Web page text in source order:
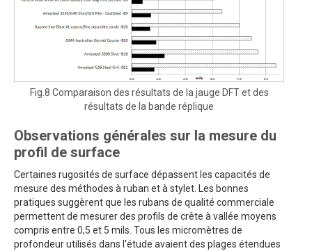
Fig.8 Comparaison des résultats de la jauge DFT et des
résultats de la bande réplique
Observations générales sur la mesure du
profil de surface
Certaines rugosités de surface dépassent les capacités de
mesure des méthodes à ruban et à stylet. Les bonnes
pratiques suggèrent que les rubans de qualité commerciale
permettent de mesurer des profils de crête à vallée moyens
compris entre 0,5 et 5 mils. Tous les micromètres de
profondeur utilisés dans l'étude avaient des plages étendues